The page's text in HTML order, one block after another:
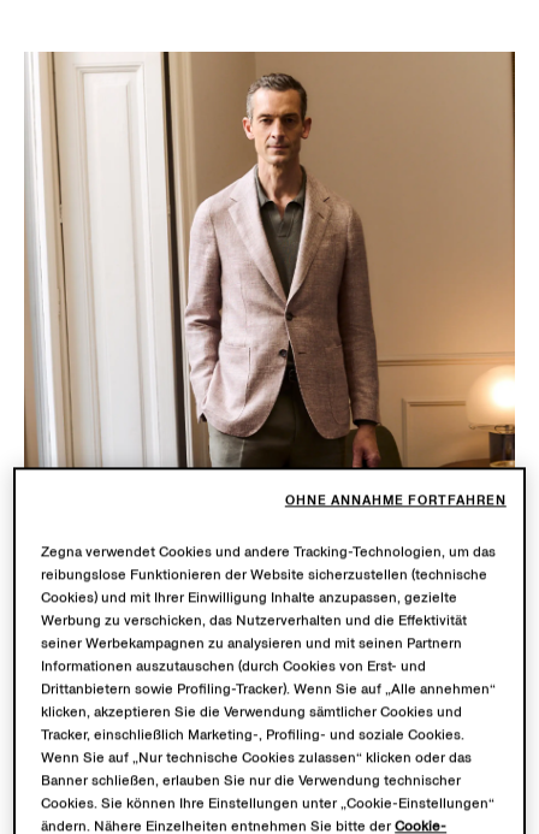
SU MISURA
Entdecken Sie eine innovative und individuell
anpassbare Garderobe, die ganz auf Sie und Ihren
Zegna verwendet Cookies und andere Tracking-Technologien, um das
reibungslose Funktionieren der Website sicherzustellen (technische
Cookies) und mit Ihrer Einwilligung Inhalte anzupassen, gezielte
Werbung zu verschicken, das Nutzerverhalten und die Effektivität
seiner Werbekampagnen zu analysieren und mit seinen Partnern
Informationen auszutauschen (durch Cookies von Erst- und
Drittanbietern sowie Profiling-Tracker). Wenn Sie auf „Alle annehmen“
klicken, akzeptieren Sie die Verwendung sämtlicher Cookies und
Tracker, einschließlich Marketing-, Profiling- und soziale Cookies.
Wenn Sie auf „Nur technische Cookies zulassen“ klicken oder das
Banner schließen, erlauben Sie nur die Verwendung technischer
Cookies. Sie können Ihre Einstellungen unter „Cookie-Einstellungen“
ändern. Nähere Einzelheiten entnehmen Sie bitte derCookie-
OHNE ANNAHME FORTFAHREN